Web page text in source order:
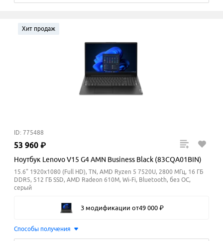
Хит продаж
ID: 775488
53 960 ₽
Ноутбук Lenovo V15 G4 AMN Business Black (83CQA01BIN)
15.6" 1920x1080 (Full HD), TN, AMD Ryzen 5 7520U, 2800 МГц, 16 ГБ
DDR5, 512 ГБ SSD, AMD Radeon 610M, Wi-Fi, Bluetooth, без ОС,
серый
3 модификации от49 000 ₽
Способы получения